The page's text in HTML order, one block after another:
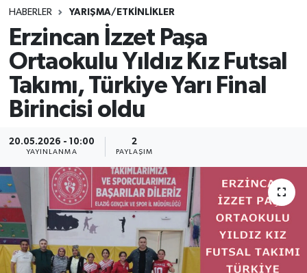
HABERLER YARIŞMA/ETKİNLİKLER
Erzincan İzzet Paşa
Ortaokulu Yıldız Kız Futsal
Takımı, Türkiye Yarı Final
Birincisi oldu
20.05.2026 - 10:00
YAYINLANMA
2
PAYLAŞIM
YARIŞMA/ETKİNLİKLER
ANKET
AKADEMİK/BİLİM
MEVZUAT/KARARLAR